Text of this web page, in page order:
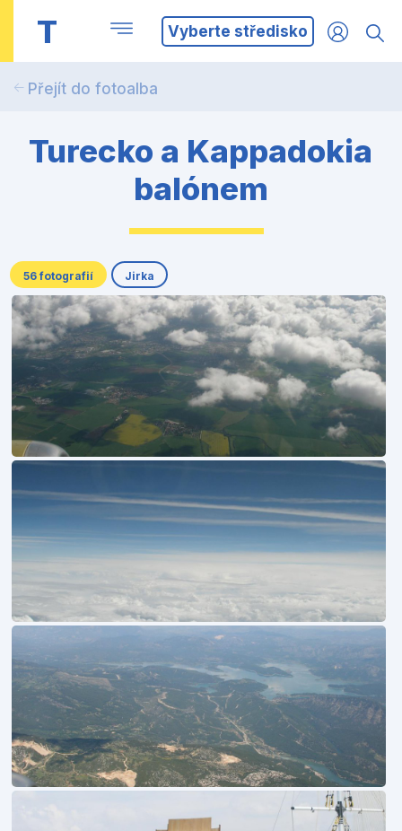
T Vyberte středisko
Přejít do fotoalba
Turecko a Kappadokia
balónem
56 fotografií Jirka